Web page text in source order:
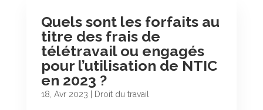
Quels sont les forfaits au
titre des frais de
télétravail ou engagés
pour l’utilisation de NTIC
en 2023 ?
18, Avr 2023 Droit du travail